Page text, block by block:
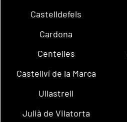
Castelldefels
Cardona
Centelles
Castellví de la Marca
Ullastrell
Julià de Vilatorta